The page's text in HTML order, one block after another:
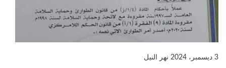
3 ديسمبر، 2024 نهر النيل